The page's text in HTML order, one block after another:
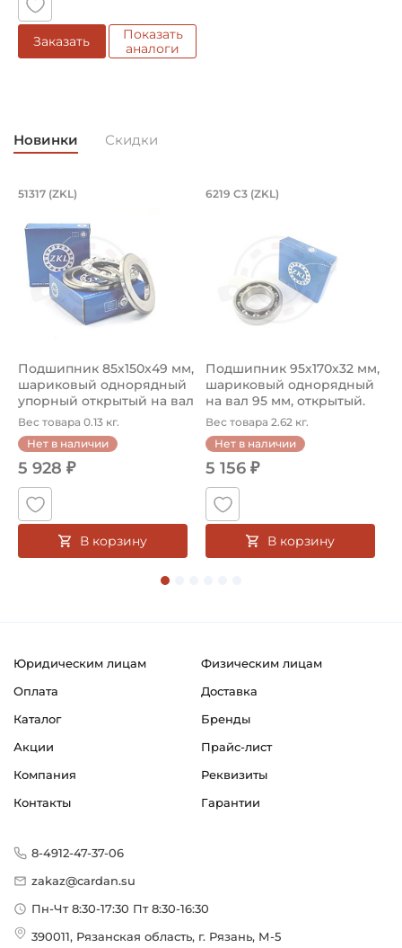
Заказать
Показать
аналоги
Новинки Скидки
Подшипник 85х150х49 мм,
51317 (ZKL)
Подшипник 85х150х49 мм,
шариковый однорядный
упорный открытый на вал
85...
Вес товара 0.13 кг.
Нет в наличии
5 928 ₽
В корзину
Подшипник
6219 C3 (ZKL)
Подшипник 95х170х32 мм,
шариковый однорядный
на вал 95 мм, открытый.
Ар...
Вес товара 2.62 кг.
Нет в наличии
5 156 ₽
В корзину
Юридическим лицам
Физическим лицам
Оплата
Доставка
Каталог
Бренды
Акции
Прайс-лист
Компания
Реквизиты
Контакты
Гарантии
8-4912-47-37-06
zakaz@cardan.su
Пн-Чт 8:30-17:30 Пт 8:30-16:30
390011, Рязанская область, г. Рязань, М-5